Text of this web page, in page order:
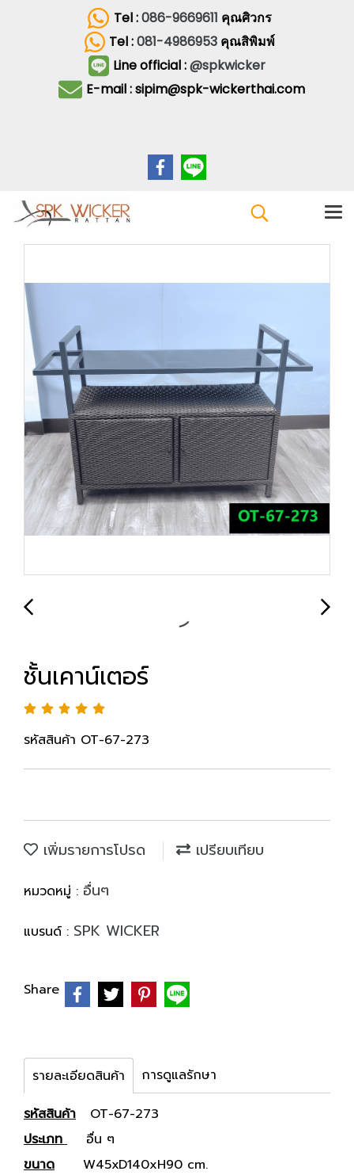
Tel :086-9669611 คุณศิวกร
Tel :081-4986953 คุณสิพิมพ์
Line official :@spkwicker
E-mail : sipim@spk-wickerthai.com
ชั้นเคาน์เตอร์
รหัสสินค้า OT-67-273
เพิ่มรายการโปรด เปรียบเทียบ
หมวดหมู่ : อื่นๆ
แบรนด์ : SPK WICKER
Share
รายละเอียดสินค้า การดูแลรักษา
รหัสสินค้า OT-67-273
ประเภท อื่น ๆ
ขนาด W45xD140xH90 cm.